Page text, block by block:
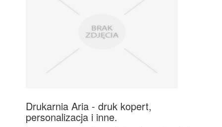
Drukarnia Aria - druk kopert,
personalizacja i inne.